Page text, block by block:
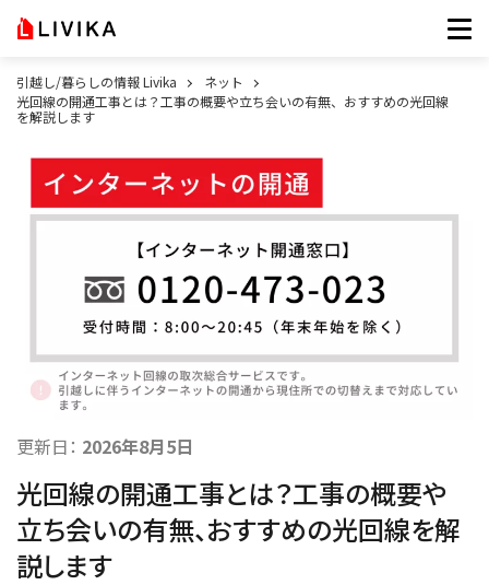
引越し/暮らしの情報 Livika
ネット
光回線の開通工事とは？工事の概要や立ち会いの有無、おすすめの光回線
を解説します
更新日： 2026年8月5日
光回線の開通工事とは？工事の概要や
立ち会いの有無、おすすめの光回線を解
説します